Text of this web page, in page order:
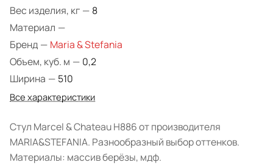
Вес изделия, кг — 8
Материал —
Бренд — Maria & Stefania
Объем, куб. м — 0,2
Ширина — 510
Все характеристики
Стул Marcel & Chateau H886 от производителя
MARIA&STEFANIA. Разнообразный выбор оттенков.
Материалы: массив берёзы, мдф.